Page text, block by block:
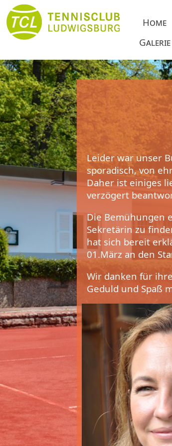
Home
Galerie
Leider war unser
sporadisch, von
Daher ist einiges
verzögert
Die Bemühungen
Sekretärin zu
hat sich bereit
01.März an den
Wir danken für
Geduld und Spaß